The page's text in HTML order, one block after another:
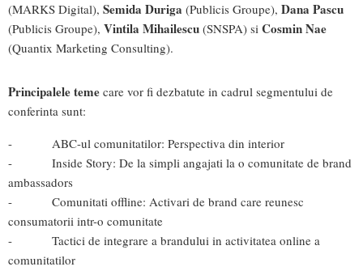
(MARKS Digital), Semida Duriga (Publicis Groupe), Dana Pascu
(Publicis Groupe), Vintila Mihailescu (SNSPA) si Cosmin Nae
(Quantix Marketing Consulting).
Principalele teme care vor fi dezbatute in cadrul segmentului de
conferinta sunt:
- ABC-ul comunitatilor: Perspectiva din interior
- Inside Story: De la simpli angajati la o comunitate de brand
ambassadors
- Comunitati offline: Activari de brand care reunesc
consumatorii intr-o comunitate
- Tactici de integrare a brandului in activitatea online a
comunitatilor